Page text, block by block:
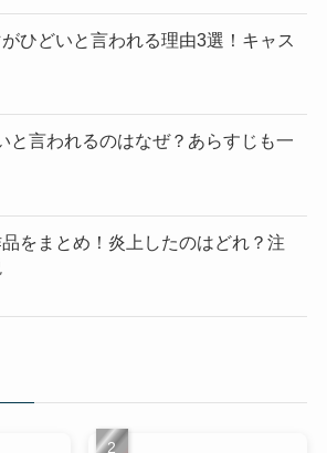
ひどいと言われる理由3選！キャス
と言われるのはなぜ？あらすじも一
をまとめ！炎上したのはどれ？注